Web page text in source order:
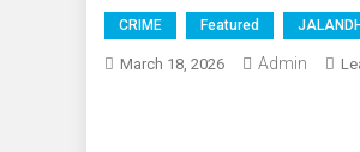
CRIME Featured
March 18, 2026 Admin